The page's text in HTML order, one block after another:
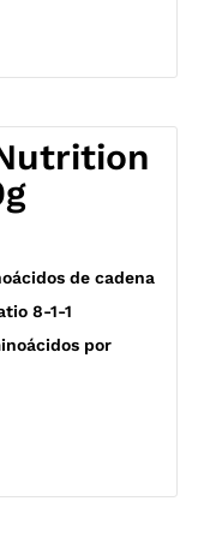
de cadena
8-1-1
por